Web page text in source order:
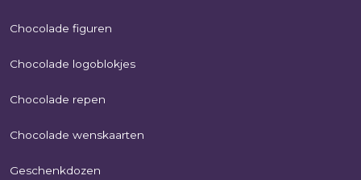
Chocolade figuren
Chocolade logoblokjes
Chocolade repen
Chocolade wenskaarten
Geschenkdozen